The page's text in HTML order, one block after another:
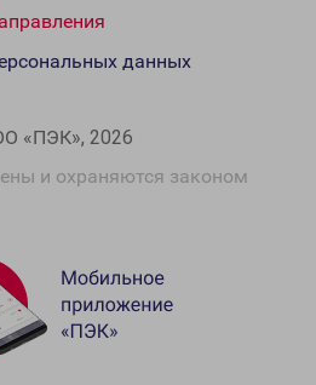
«ПЭК», 2026
и охраняются законом
данных